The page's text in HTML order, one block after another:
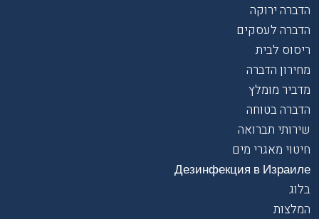
הדברה ירוקה
הדברה לעסקים
ריסוס לבית
מחירון הדברה
מדביר מומלץ
הדברה בטוחה
שירותי תברואה
חיטוי מאגרי מים
Дезинфекция в Израиле
בלוג
המלצות